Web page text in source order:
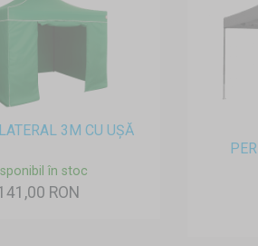
3M CU UȘĂ
în stoc
RON